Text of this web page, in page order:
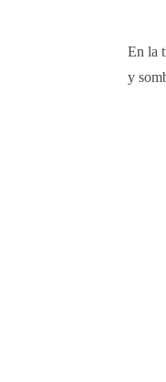
En la
y